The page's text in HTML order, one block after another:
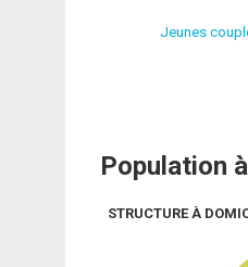
Jeunes
Population
STRUCTURE À